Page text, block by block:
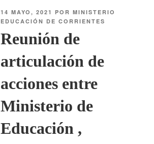
14 MAYO, 2021 PORMINISTERIO
EDUCACIÓN DE CORRIENTES
Reunión de
articulación de
acciones entre
Ministerio de
Educación ,